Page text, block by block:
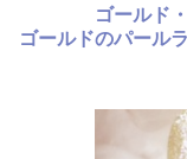
ゴールド
ゴールドのパール